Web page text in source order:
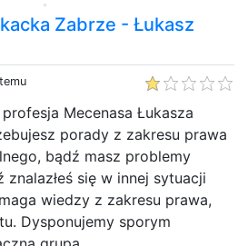
Zabrze - Łukasz
Mecenasa Łukasza
porady z zakresu prawa
bądź masz problemy
się w innej sytuacji
wiedzy z zakresu prawa,
Dysponujemy sporym